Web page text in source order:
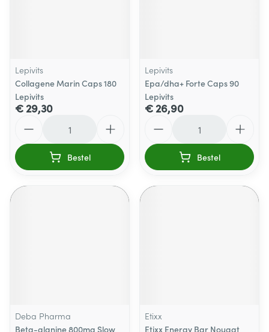
Lepivits
Collagene Marin Caps 180
Lepivits
€ 29,30
Bestel
Lepivits
Epa/dha+ Forte Caps 90
Lepivits
€ 26,90
Bestel
Deba Pharma
Beta-alanine 800mg Slow
Etixx
Etixx Energy Bar Nougat